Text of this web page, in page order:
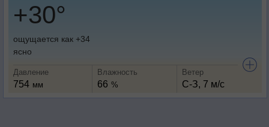
+30°
ощущается как +34
ясно
Давление
754 мм
Влажность
66 %
Ветер
С-З, 7 м/с